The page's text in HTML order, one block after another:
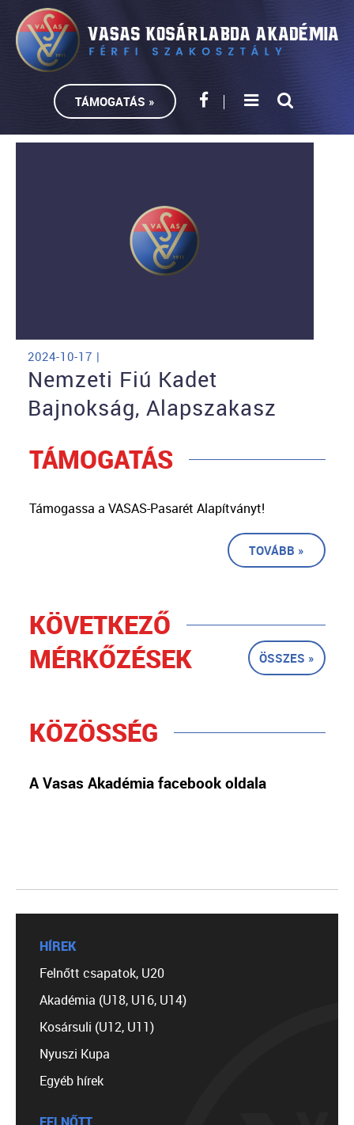
TÁMOGATÁS »
2024-10-17 |
Nemzeti Fiú Kadet
Bajnokság, Alapszakasz
TÁMOGATÁS
Támogassa a VASAS-Pasarét Alapítványt!
TOVÁBB »
KÖVETKEZŐ
MÉRKŐZÉSEK
ÖSSZES »
KÖZÖSSÉG
A Vasas Akadémia facebook oldala
HÍREK
Felnőtt csapatok, U20
Akadémia (U18, U16, U14)
Kosársuli (U12, U11)
Nyuszi Kupa
Egyéb hírek